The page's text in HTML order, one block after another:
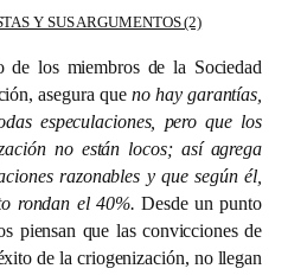
Y SUS ARGUMENTOS (2)
de los miembros de la Sociedad
asegura que no hay garantías,
especulaciones, pero que los
no están locos; así agrega
razonables y que según él,
rondan el 40%. Desde un punto
piensan que las convicciones de
de la criogenización, no llegan